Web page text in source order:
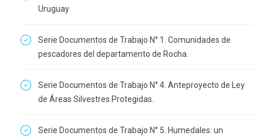
Uruguay
Serie Documentos de Trabajo N° 1. Comunidades de
pescadores del departamento de Rocha.
Serie Documentos de Trabajo N° 4. Anteproyecto de Ley
de Áreas Silvestres Protegidas.
Serie Documentos de Trabajo N° 5. Humedales: un